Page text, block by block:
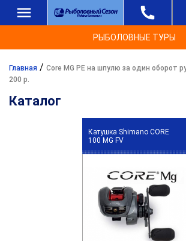
РЫБОЛОВНЫЕ ТУРЫ
Главная / Core MG PE на шпулю за один оборот
200 р.
Каталог
Катушка Shimano CORE
100 MG FV